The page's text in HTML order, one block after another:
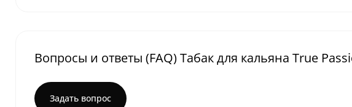
Вопросы и ответы (FAQ) Табак для кальяна True
Задать вопрос